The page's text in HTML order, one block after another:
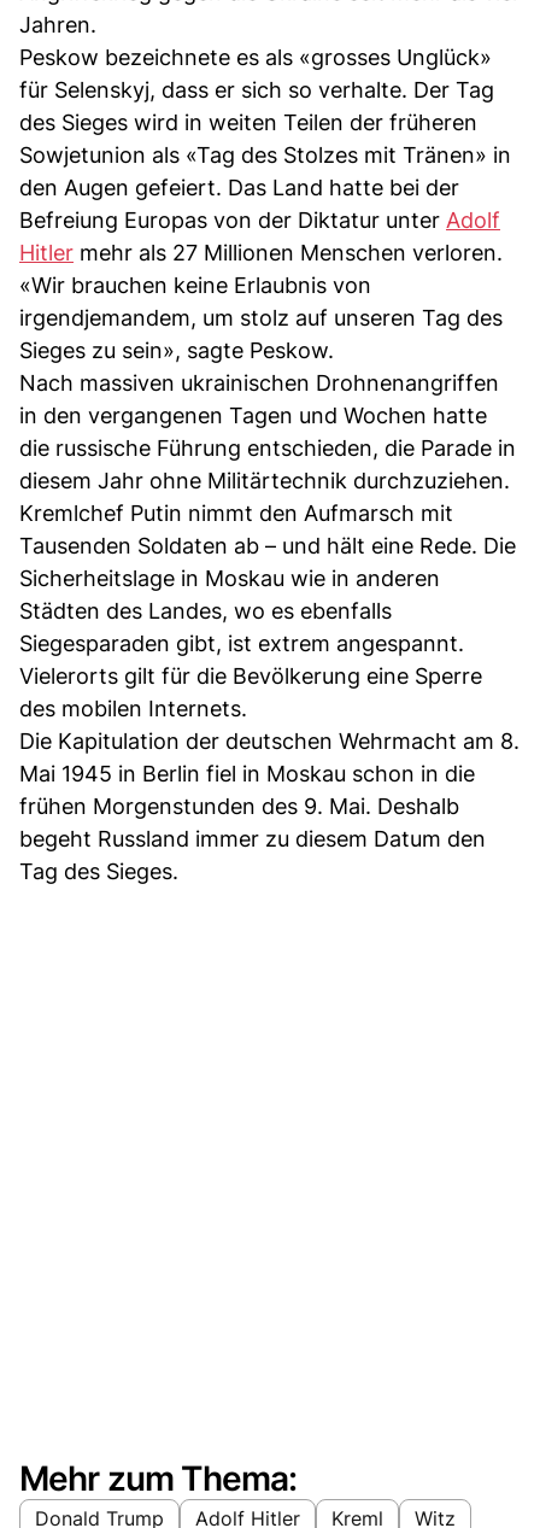
Jahren.
Peskow bezeichnete es als «grosses Unglück»
für Selenskyj, dass er sich so verhalte. Der Tag
des Sieges wird in weiten Teilen der früheren
Sowjetunion als «Tag des Stolzes mit Tränen» in
den Augen gefeiert. Das Land hatte bei der
Befreiung Europas von der Diktatur unter Adolf
Hitler mehr als 27 Millionen Menschen verloren.
«Wir brauchen keine Erlaubnis von
irgendjemandem, um stolz auf unseren Tag des
Sieges zu sein», sagte Peskow.
Nach massiven ukrainischen Drohnenangriffen
in den vergangenen Tagen und Wochen hatte
die russische Führung entschieden, die Parade in
diesem Jahr ohne Militärtechnik durchzuziehen.
Kremlchef Putin nimmt den Aufmarsch mit
Tausenden Soldaten ab – und hält eine Rede. Die
Sicherheitslage in Moskau wie in anderen
Städten des Landes, wo es ebenfalls
Siegesparaden gibt, ist extrem angespannt.
Vielerorts gilt für die Bevölkerung eine Sperre
des mobilen Internets.
Die Kapitulation der deutschen Wehrmacht am 8.
Mai 1945 in Berlin fiel in Moskau schon in die
frühen Morgenstunden des 9. Mai. Deshalb
begeht Russland immer zu diesem Datum den
Tag des Sieges.
Mehr zum Thema:
Donald Trump Adolf Hitler Kreml Witz